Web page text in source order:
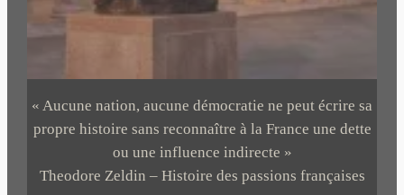
« Aucune nation, aucune démocratie ne peut écrire sa
propre histoire sans reconnaître à la France une dette
ou une influence indirecte »
Theodore Zeldin – Histoire des passions françaises